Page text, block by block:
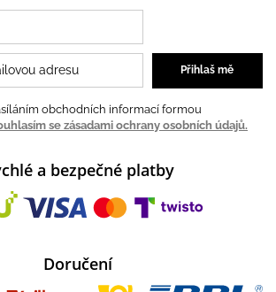
obchodních informací formou
se zásadami ochrany osobních údajů.
a bezpečné platby
Doručení